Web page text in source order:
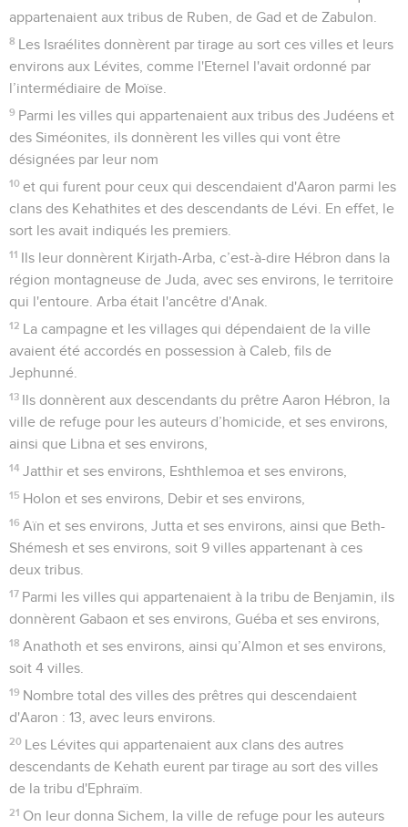
appartenaient aux tribus de Ruben, de Gad et de Zabulon.
8 Les Israélites donnèrent par tirage au sort ces villes et leurs
environs aux Lévites, comme l'Eternel l'avait ordonné par
l’intermédiaire de Moïse.
9 Parmi les villes qui appartenaient aux tribus des Judéens et
des Siméonites, ils donnèrent les villes qui vont être
désignées par leur nom
10 et qui furent pour ceux qui descendaient d'Aaron parmi les
clans des Kehathites et des descendants de Lévi. En effet, le
sort les avait indiqués les premiers.
11 Ils leur donnèrent Kirjath-Arba, c’est-à-dire Hébron dans la
région montagneuse de Juda, avec ses environs, le territoire
qui l'entoure. Arba était l'ancêtre d'Anak.
12 La campagne et les villages qui dépendaient de la ville
avaient été accordés en possession à Caleb, fils de
Jephunné.
13 Ils donnèrent aux descendants du prêtre Aaron Hébron, la
ville de refuge pour les auteurs d’homicide, et ses environs,
ainsi que Libna et ses environs,
14 Jatthir et ses environs, Eshthlemoa et ses environs,
15 Holon et ses environs, Debir et ses environs,
16 Aïn et ses environs, Jutta et ses environs, ainsi que Beth-
Shémesh et ses environs, soit 9 villes appartenant à ces
deux tribus.
17 Parmi les villes qui appartenaient à la tribu de Benjamin, ils
donnèrent Gabaon et ses environs, Guéba et ses environs,
18 Anathoth et ses environs, ainsi qu’Almon et ses environs,
soit 4 villes.
19 Nombre total des villes des prêtres qui descendaient
d'Aaron : 13, avec leurs environs.
20 Les Lévites qui appartenaient aux clans des autres
descendants de Kehath eurent par tirage au sort des villes
de la tribu d'Ephraïm.
21 On leur donna Sichem, la ville de refuge pour les auteurs